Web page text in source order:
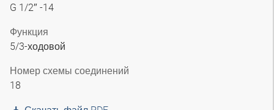
G 1/2″ -14
Функция
5/3-ходовой
Номер схемы соединений
18